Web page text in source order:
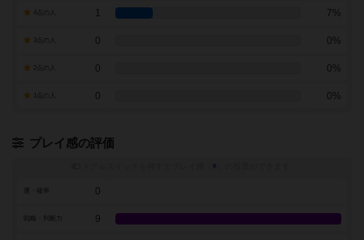
1 7%
0 0%
0 0%
0 0%
プレイ感の評価
※
0
戦略・判断力 9